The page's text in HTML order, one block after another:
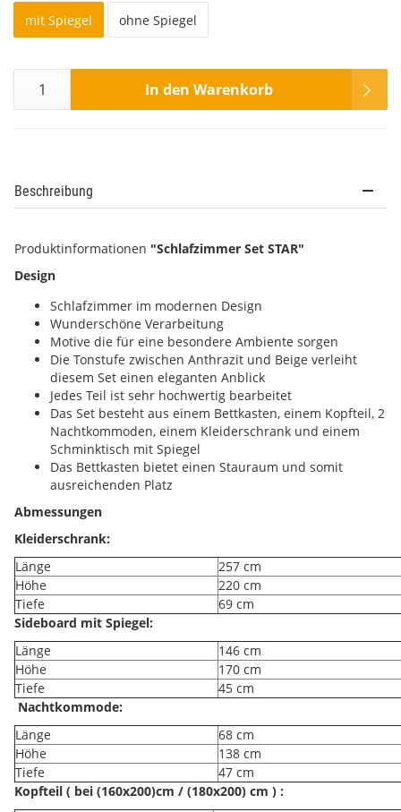
mit Spiegel
ohne Spiegel
In den Warenkorb
Beschreibung
Produktinformationen "Schlafzimmer Set STAR"
Design
Schlafzimmer im modernen Design
Wunderschöne Verarbeitung
Motive die für eine besondere Ambiente sorgen
Die Tonstufe zwischen Anthrazit und Beige verleiht
diesem Set einen eleganten Anblick
Jedes Teil ist sehr hochwertig bearbeitet
Das Set besteht aus einem Bettkasten, einem Kopfteil, 2
Nachtkommoden, einem Kleiderschrank und einem
Schminktisch mit Spiegel
Das Bettkasten bietet einen Stauraum und somit
ausreichenden Platz
Abmessungen
Kleiderschrank:
Länge
257 cm
Höhe
220 cm
Tiefe
69 cm
Sideboard mit Spiegel:
Länge
146 cm
Höhe
170 cm
Tiefe
45 cm
Nachtkommode:
Länge
68 cm
Höhe
138 cm
Tiefe
47 cm
Kopfteil ( bei (160x200)cm / (180x200) cm ) :